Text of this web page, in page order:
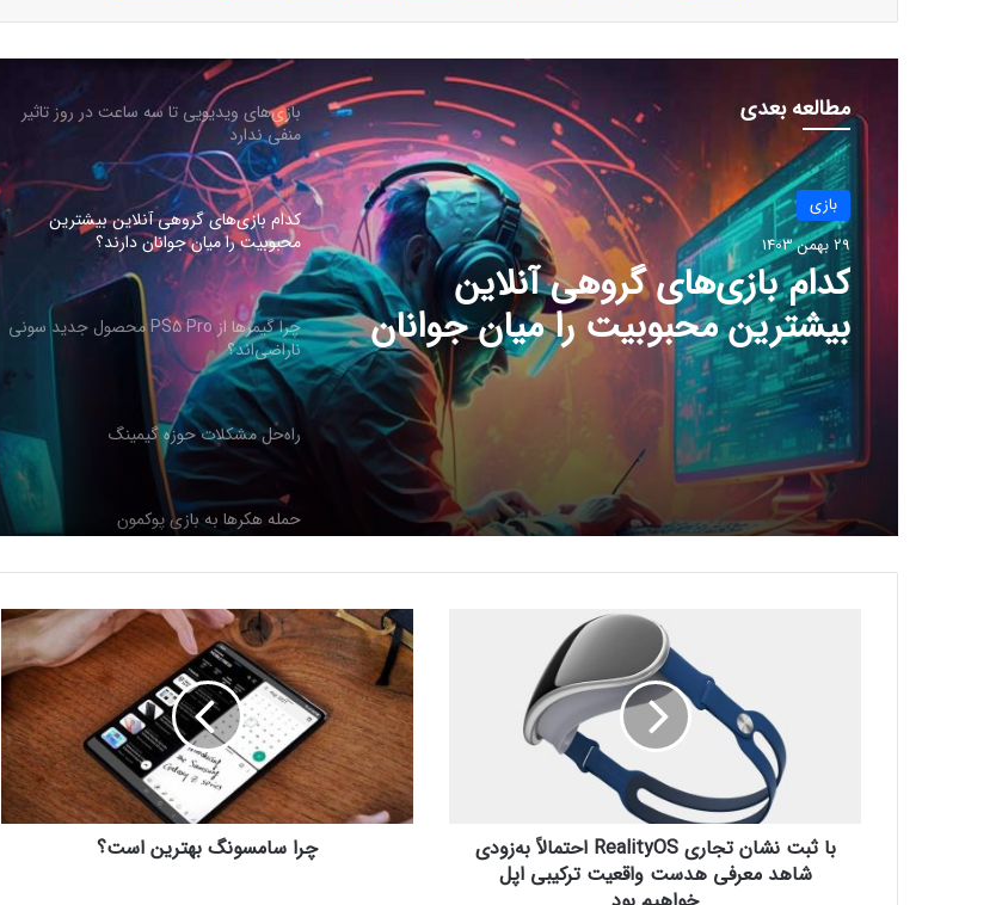
مطالعه بعدی
بازی
29 بهمن 1403
کدام بازی‌های گروهی آنلاین
بیشترین محبوبیت را میان جوانان
دارند؟
بازی
29 بهمن 1403
چرا گیمرها از PS5 Pro محصول
جدید سونی ناراضی‌اند؟
منفی ندارد
کدام بازی‌های گروهی آنلاین بیشترین
محبوبیت را میان جوانان دارند؟
چرا گیمرها از PS5 Pro محصول جدید سونی
ناراضی‌اند؟
راه‌حل مشکلات حوزه گیمینگ
حمله هکرها به بازی پوکمون
کنسول دیجیتال PS5 کمترین محبوبیت را در
بین کنسول‌ها دارد!
اینفوگرافیک: در سال ۲۰۲۵ منتظر این
بازی‌های ویدئویی جذاب باشید
رفع فیلتر گوگل پلی به حل مشکلات سازندگان
بازی‌ها کمک خواهد کرد؟
جذب سرمایه ۱۰ میلیون دلاری توسط شرکت
بازی‌سازی ترکیه‌ای از سوئد
با ثبت نشان تجاری RealityOS احتمالاً به‌زودی
شاهد معرفی هدست واقعیت ترکیبی اپل
چ
ر
ا
س
ا
م
س
و
ن
چرا سامسونگ بهترین است؟